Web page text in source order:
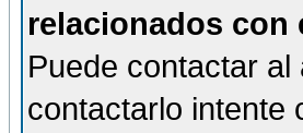
relacionados con
Puede contactar
contactarlo intente